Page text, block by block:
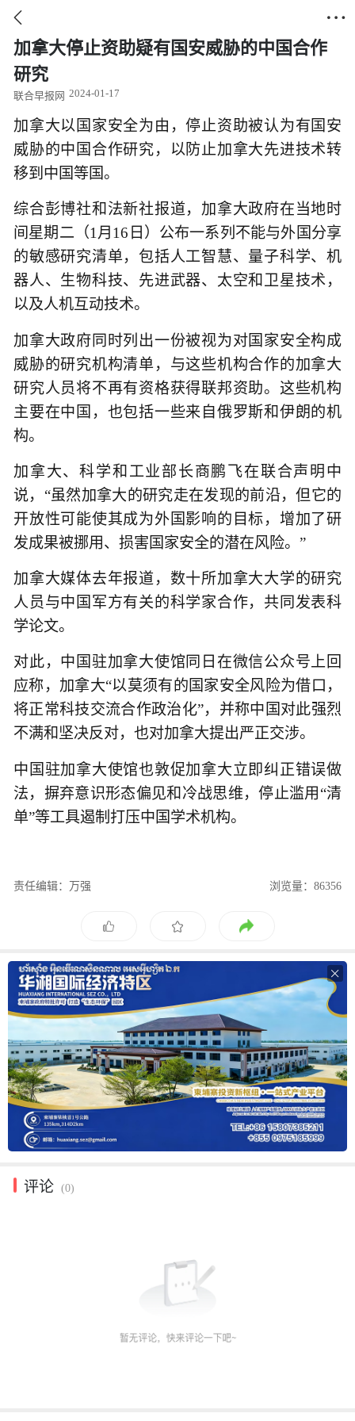
 
加拿大停止资助疑有国安威胁的中国合作
研究
联合早报网 2024-01-17
加拿大以国家安全为由，停止资助被认为有国安
威胁的中国合作研究，以防止加拿大先进技术转
移到中国等国。
综合彭博社和法新社报道，加拿大政府在当地时
间星期二（1月16日）公布一系列不能与外国分享
的敏感研究清单，包括人工智慧、量子科学、机
器人、生物科技、先进武器、太空和卫星技术，
以及人机互动技术。
加拿大政府同时列出一份被视为对国家安全构成
威胁的研究机构清单，与这些机构合作的加拿大
研究人员将不再有资格获得联邦资助。这些机构
主要在中国，也包括一些来自俄罗斯和伊朗的机
构。
加拿大、科学和工业部长商鹏飞在联合声明中
说，“虽然加拿大的研究走在发现的前沿，但它的
开放性可能使其成为外国影响的目标，增加了研
发成果被挪用、损害国家安全的潜在风险。”
加拿大媒体去年报道，数十所加拿大大学的研究
人员与中国军方有关的科学家合作，共同发表科
学论文。
对此，中国驻加拿大使馆同日在微信公众号上回
应称，加拿大“以莫须有的国家安全风险为借口，
将正常科技交流合作政治化”，并称中国对此强烈
不满和坚决反对，也对加拿大提出严正交涉。
中国驻加拿大使馆也敦促加拿大立即纠正错误做
法，摒弃意识形态偏见和冷战思维，停止滥用“清
单”等工具遏制打压中国学术机构。
责任编辑：万强 浏览量：86356

评论 (0)